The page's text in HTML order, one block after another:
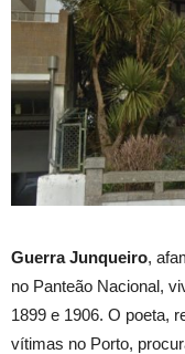
Guerra Junqueiro,
no Panteão Nacional,
1899 e 1906. O poeta,
vítimas no Porto,